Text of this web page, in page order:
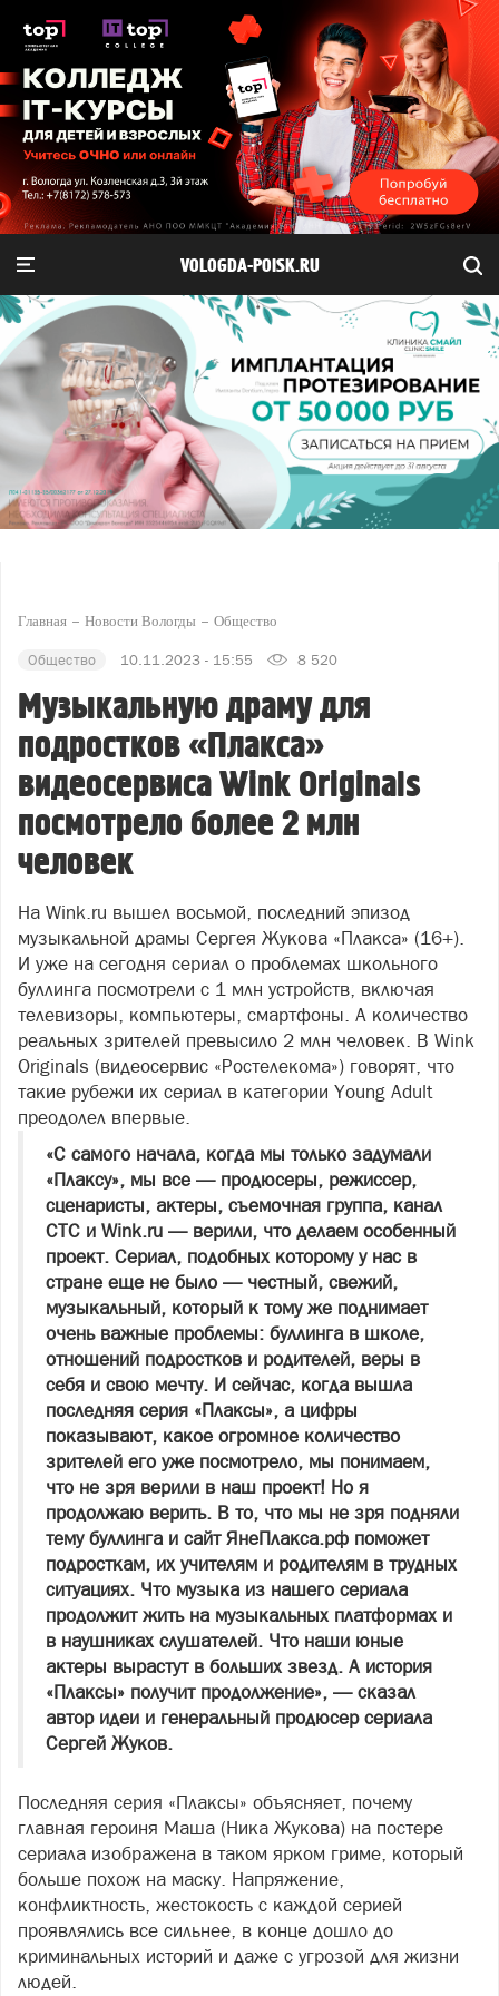
VOLOGDA-POISK.RU
Главная Новости Вологды Общество
Общество 10.11.2023 - 15:55 8 520
Музыкальную драму для
подростков «Плакса»
видеосервиса Wink Originals
посмотрело более 2 млн
человек
На Wink.ru вышел восьмой, последний эпизод
музыкальной драмы Сергея Жукова «Плакса» (16+).
И уже на сегодня сериал о проблемах школьного
буллинга посмотрели с 1 млн устройств, включая
телевизоры, компьютеры, смартфоны. А количество
реальных зрителей превысило 2 млн человек. В Wink
Originals (видеосервис «Ростелекома») говорят, что
такие рубежи их сериал в категории Young Adult
преодолел впервые.
«С самого начала, когда мы только задумали
«Плаксу», мы все — продюсеры, режиссер,
сценаристы, актеры, съемочная группа, канал
СТС и Wink.ru — верили, что делаем особенный
проект. Сериал, подобных которому у нас в
стране еще не было — честный, свежий,
музыкальный, который к тому же поднимает
очень важные проблемы: буллинга в школе,
отношений подростков и родителей, веры в
себя и свою мечту. И сейчас, когда вышла
последняя серия «Плаксы», а цифры
показывают, какое огромное количество
зрителей его уже посмотрело, мы понимаем,
что не зря верили в наш проект! Но я
продолжаю верить. В то, что мы не зря подняли
тему буллинга и сайт ЯнеПлакса.рф поможет
подросткам, их учителям и родителям в трудных
ситуациях. Что музыка из нашего сериала
продолжит жить на музыкальных платформах и
в наушниках слушателей. Что наши юные
актеры вырастут в больших звезд. А история
«Плаксы» получит продолжение», — сказал
автор идеи и генеральный продюсер сериала
Сергей Жуков.
Последняя серия «Плаксы» объясняет, почему
главная героиня Маша (Ника Жукова) на постере
сериала изображена в таком ярком гриме, который
больше похож на маску. Напряжение,
конфликтность, жестокость с каждой серией
проявлялись все сильнее, в конце дошло до
криминальных историй и даже с угрозой для жизни
людей.